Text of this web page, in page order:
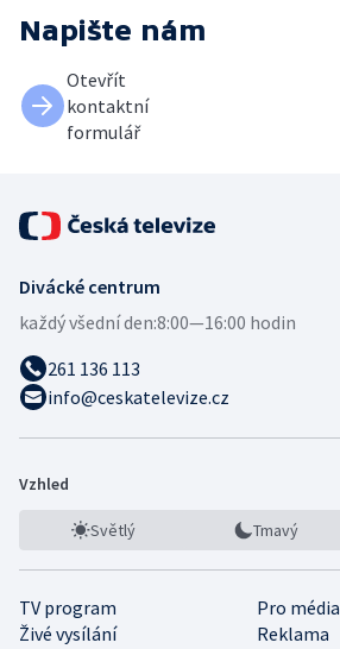
Napište nám
Otevřít
kontaktní
formulář
Divácké centrum
každý všední den:8:00—16:00 hodin
261 136 113
info@ceskatelevize.cz
Vzhled
Světlý Tmavý
TV program
Pro média
Živé vysílání
Reklama